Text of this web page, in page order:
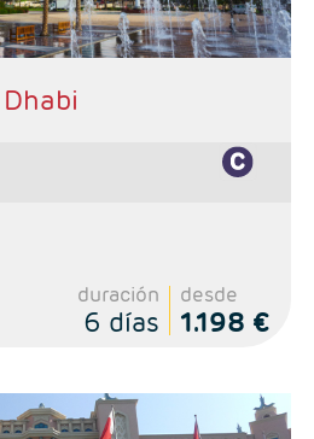
duración
6 días
desde
1.198 €